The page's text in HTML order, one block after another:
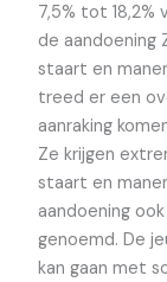
7,5% tot 18,2%
de aandoening
staart en
treed er een
aanraking
Ze krijgen
staart en
aandoening
genoemd. De
kan gaan met